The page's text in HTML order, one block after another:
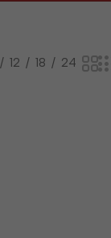
12 18 24